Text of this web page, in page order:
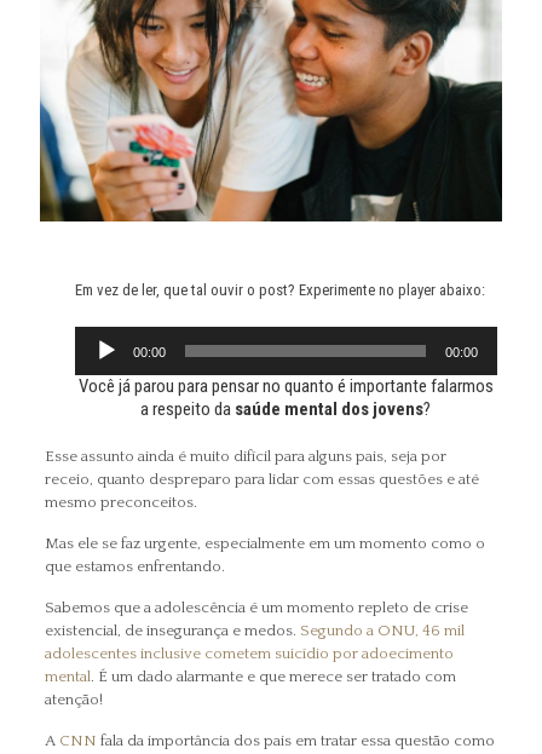
Em vez de ler, que tal ouvir o post? Experimente no player abaixo:
Tocador
de
00:00 00:00
Você já parou para pensar no quanto é importante falarmos
a respeito da saúde mental dos jovens?
Esse assunto ainda é muito difícil para alguns pais, seja por
receio, quanto despreparo para lidar com essas questões e até
mesmo preconceitos.
Mas ele se faz urgente, especialmente em um momento como o
que estamos enfrentando.
Sabemos que a adolescência é um momento repleto de crise
existencial, de insegurança e medos. Segundo a ONU, 46 mil
adolescentes inclusive cometem suicídio por adoecimento
mental. É um dado alarmante e que merece ser tratado com
atenção!
A CNN fala da importância dos pais em tratar essa questão como